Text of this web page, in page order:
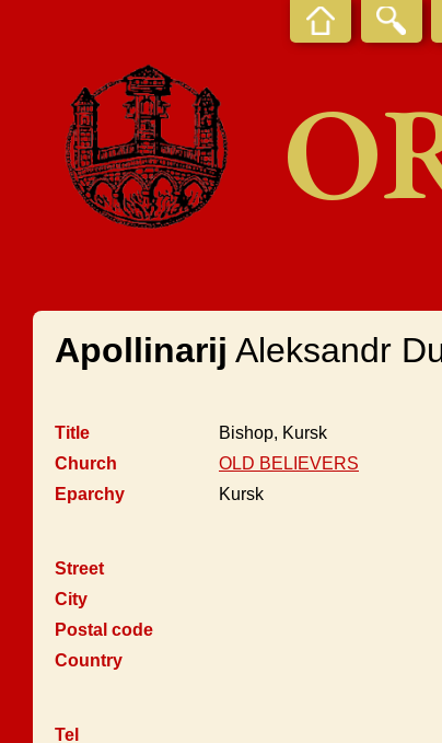
Apollinarij Aleksandr
Title
Bishop, Kursk
Church
OLD BELIEVERS
Eparchy
Kursk
Street
City
Postal code
Country
Tel